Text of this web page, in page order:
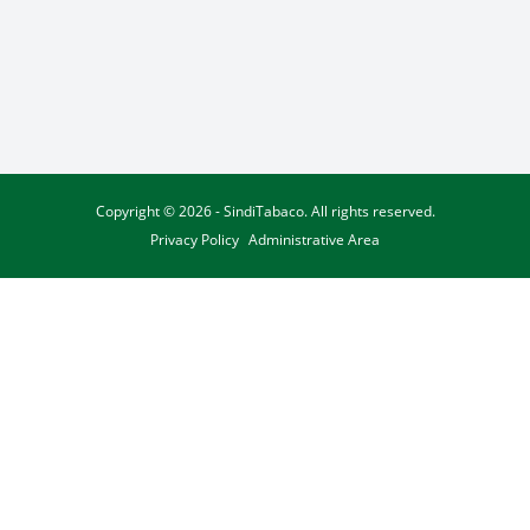
Copyright © 2026 - SindiTabaco. All rights reserved.
Privacy Policy Administrative Area